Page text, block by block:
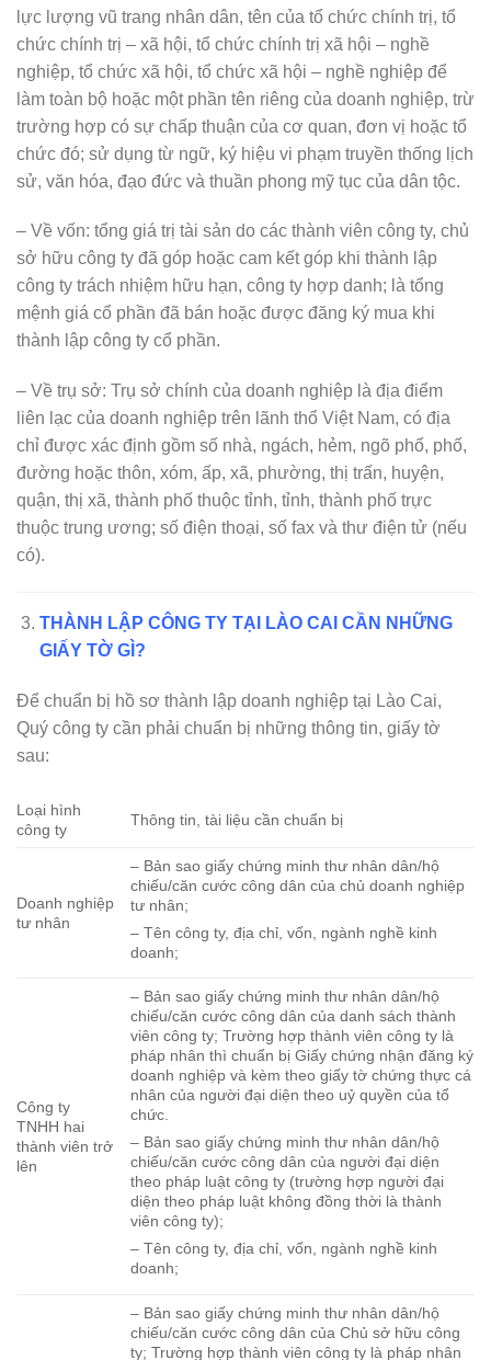
lực lượng vũ trang nhân dân, tên của tổ chức chính trị, tổ
chức chính trị – xã hội, tổ chức chính trị xã hội – nghề
nghiệp, tổ chức xã hội, tổ chức xã hội – nghề nghiệp để
làm toàn bộ hoặc một phần tên riêng của doanh nghiệp, trừ
trường hợp có sự chấp thuận của cơ quan, đơn vị hoặc tổ
chức đó; sử dụng từ ngữ, ký hiệu vi phạm truyền thống lịch
sử, văn hóa, đạo đức và thuần phong mỹ tục của dân tộc.
– Về vốn: tổng giá trị tài sản do các thành viên công ty, chủ
sở hữu công ty đã góp hoặc cam kết góp khi thành lập
công ty trách nhiệm hữu hạn, công ty hợp danh; là tổng
mệnh giá cổ phần đã bán hoặc được đăng ký mua khi
thành lập công ty cổ phần.
– Về trụ sở: Trụ sở chính của doanh nghiệp là địa điểm
liên lạc của doanh nghiệp trên lãnh thổ Việt Nam, có địa
chỉ được xác định gồm số nhà, ngách, hẻm, ngõ phố, phố,
đường hoặc thôn, xóm, ấp, xã, phường, thị trấn, huyện,
quận, thị xã, thành phố thuộc tỉnh, tỉnh, thành phố trực
thuộc trung ương; số điện thoại, số fax và thư điện tử (nếu
có).
THÀNH LẬP CÔNG TY TẠI LÀO CAI CẦN NHỮNG
GIẤY TỜ GÌ?
Để chuẩn bị hồ sơ thành lập doanh nghiệp tại Lào Cai,
Quý công ty cần phải chuẩn bị những thông tin, giấy tờ
sau:
Loại hình
công ty
Thông tin, tài liệu cần chuẩn bị
Doanh nghiệp
tư nhân
– Bản sao giấy chứng minh thư nhân dân/hộ
chiếu/căn cước công dân của chủ doanh nghiệp
tư nhân;
– Tên công ty, địa chỉ, vốn, ngành nghề kinh
doanh;
Công ty
TNHH hai
thành viên trở
lên
– Bản sao giấy chứng minh thư nhân dân/hộ
chiếu/căn cước công dân của danh sách thành
viên công ty; Trường hợp thành viên công ty là
pháp nhân thì chuẩn bị Giấy chứng nhận đăng ký
doanh nghiệp và kèm theo giấy tờ chứng thực cá
nhân của người đại diện theo uỷ quyền của tổ
chức.
– Bản sao giấy chứng minh thư nhân dân/hộ
chiếu/căn cước công dân của người đại diện
theo pháp luật công ty (trường hợp người đại
diện theo pháp luật không đồng thời là thành
viên công ty);
– Tên công ty, địa chỉ, vốn, ngành nghề kinh
doanh;
– Bản sao giấy chứng minh thư nhân dân/hộ
chiếu/căn cước công dân của Chủ sở hữu công
ty; Trường hợp thành viên công ty là pháp nhân